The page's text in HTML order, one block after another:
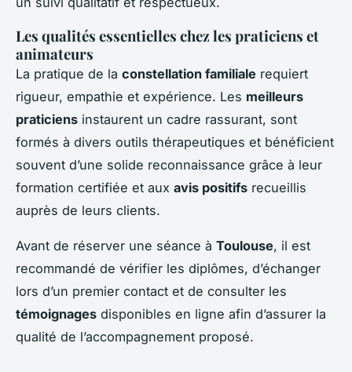
Les qualités essentielles chez les praticiens et
animateurs
La pratique de la constellation familiale requiert
rigueur, empathie et expérience. Les meilleurs
praticiens instaurent un cadre rassurant, sont
formés à divers outils thérapeutiques et bénéficient
souvent d’une solide reconnaissance grâce à leur
formation certifiée et aux avis positifs recueillis
auprès de leurs clients.
Avant de réserver une séance à Toulouse, il est
recommandé de vérifier les diplômes, d’échanger
lors d’un premier contact et de consulter les
témoignages disponibles en ligne afin d’assurer la
qualité de l’accompagnement proposé.